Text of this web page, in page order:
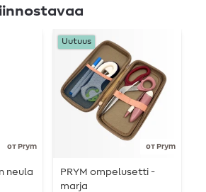
от Prym
neula
от Prym
Uutuus
PRYM ompelusetti -
marja